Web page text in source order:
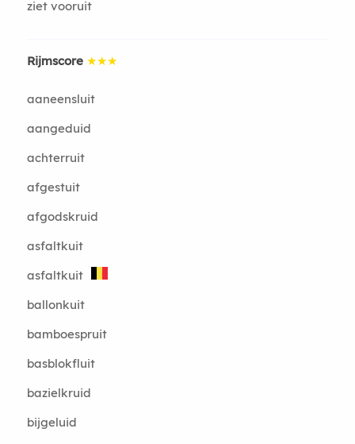
ziet vooruit
Rijmscore ★★★
aaneensluit
aangeduid
achterruit
afgestuit
afgodskruid
asfaltkuit
asfaltkuit
ballonkuit
bamboespruit
basblokfluit
bazielkruid
bijgeluid